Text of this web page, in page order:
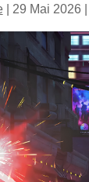
| 29 Mai 2026